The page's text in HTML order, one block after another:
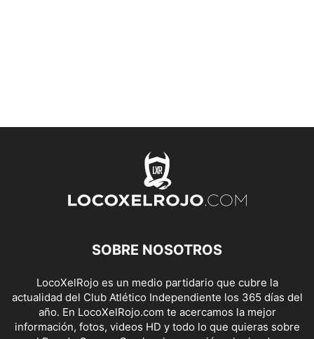
SOBRE NOSOTROS
LocoXelRojo es un medio partidario que cubre la
actualidad del Club Atlético Independiente los 365 días del
año. En LocoXelRojo.com te acercamos la mejor
información, fotos, videos HD y todo lo que quieras sobre